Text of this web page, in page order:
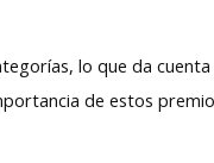
lo que da
de estos